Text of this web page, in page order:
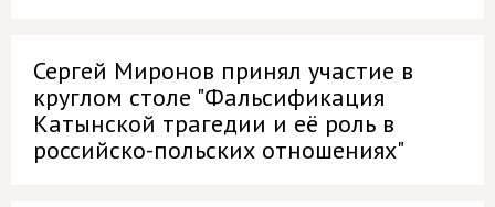
Сергей Миронов принял участие в
круглом столе "Фальсификация
Катынской трагедии и её роль в
российско-польских отношениях"